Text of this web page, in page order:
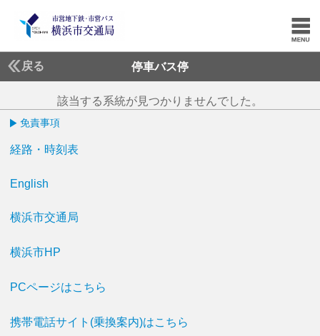
戻る 停車バス停
該当する系統が見つかりませんでした。
免責事項
経路・時刻表
English
横浜市交通局
横浜市HP
PCページはこちら
携帯電話サイト(乗換案内)はこちら